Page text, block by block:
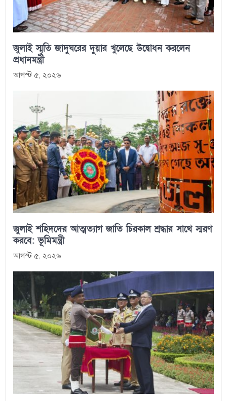
জুলাই স্মৃতি জাদুঘরের দুয়ার খুলেছে উদ্বোধন করলেন
প্রধানমন্ত্রী
আগস্ট ৫, ২০২৬
জুলাই শহিদদের আত্মত্যাগ জাতি চিরকাল শ্রদ্ধার সাথে স্মরণ
করবে: ভূমিমন্ত্রী
আগস্ট ৫, ২০২৬